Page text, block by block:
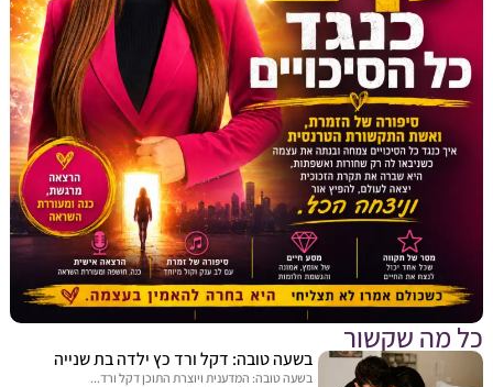
שקשור
בשעה טובה: דקל ורד כץ ילדה בת שנייה
בשעה טובה: המדענית ויוצרת התוכן דקל ורד...